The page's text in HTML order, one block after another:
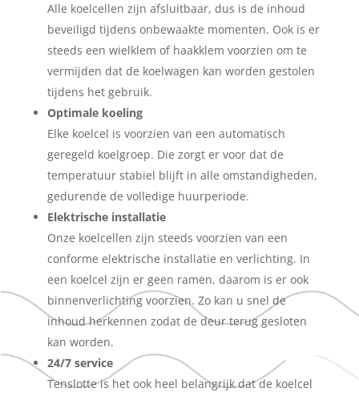
Alle koelcellen zijn afsluitbaar, dus is de inhoud
beveiligd tijdens onbewaakte momenten. Ook is er
steeds een wielklem of haakklem voorzien om te
vermijden dat de koelwagen kan worden gestolen
tijdens het gebruik.
Optimale koeling
Elke koelcel is voorzien van een automatisch
geregeld koelgroep. Die zorgt er voor dat de
temperatuur stabiel blijft in alle omstandigheden,
gedurende de volledige huurperiode.
Elektrische installatie
Onze koelcellen zijn steeds voorzien van een
conforme elektrische installatie en verlichting. In
een koelcel zijn er geen ramen, daarom is er ook
binnenverlichting voorzien. Zo kan u snel de
inhoud herkennen zodat de deur terug gesloten
kan worden.
24/7 service
Tenslotte is het ook heel belangrijk dat de koelcel